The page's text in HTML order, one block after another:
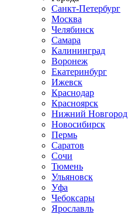
Санкт-Петербург
Москва
Челябинск
Самара
Калининград
Воронеж
Екатеринбург
Ижевск
Краснодар
Красноярск
Нижний Новгород
Новосибирск
Пермь
Саратов
Сочи
Тюмень
Ульяновск
Уфа
Чебоксары
Ярославль